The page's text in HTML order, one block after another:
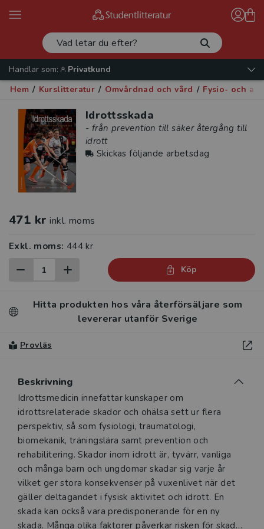
Handlar som:
Privatkund
Hem / Kurslitteratur / Omvårdnad och vård / Fysio- och
Idrottsskada
- från prevention till säker återgång till
idrott
Skickas följande arbetsdag
471 kr inkl. moms
Exkl. moms: 444 kr
Köp
Hitta produkten hos våra återförsäljare som
levererar utanför Sverige
Provläs
Beskrivning
Beskrivning
Idrottsmedicin innefattar kunskaper om
idrottsrelaterade skador och ohälsa sett ur flera
perspektiv, så som fysiologi, traumatologi,
biomekanik, träningslära samt prevention och
rehabilitering. Skador inom idrott är, tyvärr, vanliga
och många barn och ungdomar skadar sig varje år
vilket ger stora konsekvenser på vuxenlivet när det
gäller deltagandet i fysisk aktivitet och idrott. En
skada kan också vara predisponerande för en ny
skada. Många olika faktorer påverkar risken för skada